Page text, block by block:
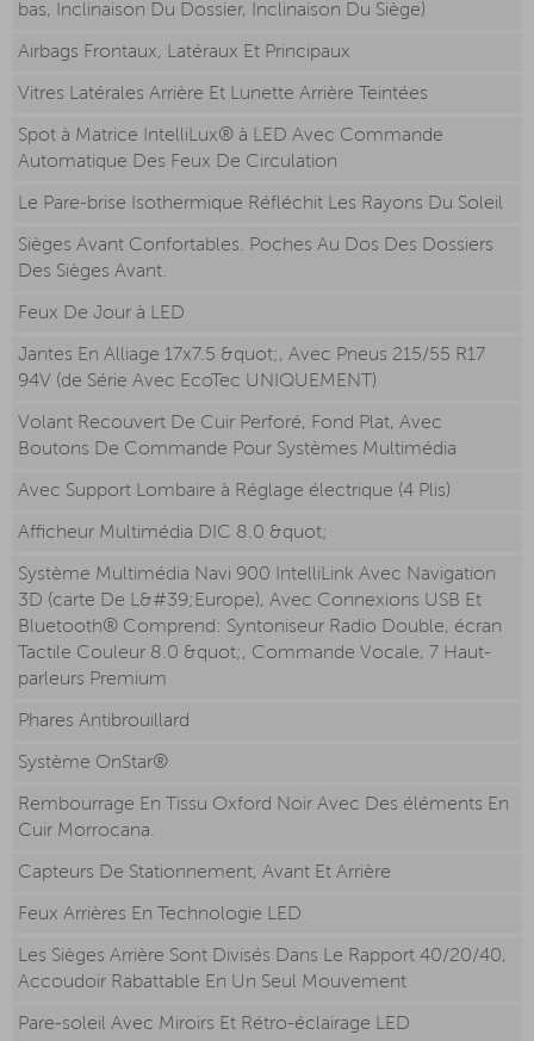
bas, Inclinaison Du Dossier, Inclinaison Du Siège)
Airbags Frontaux, Latéraux Et Principaux
Vitres Latérales Arrière Et Lunette Arrière Teintées
Spot à Matrice IntelliLux® à LED Avec Commande
Automatique Des Feux De Circulation
Le Pare-brise Isothermique Réfléchit Les Rayons Du Soleil
Sièges Avant Confortables. Poches Au Dos Des Dossiers
Des Sièges Avant.
Feux De Jour à LED
Jantes En Alliage 17x7.5 &quot;, Avec Pneus 215/55 R17
94V (de Série Avec EcoTec UNIQUEMENT)
Volant Recouvert De Cuir Perforé, Fond Plat, Avec
Boutons De Commande Pour Systèmes Multimédia
Avec Support Lombaire à Réglage électrique (4 Plis)
Afficheur Multimédia DIC 8.0 &quot;
Système Multimédia Navi 900 IntelliLink Avec Navigation
3D (carte De L&#39;Europe), Avec Connexions USB Et
Bluetooth® Comprend: Syntoniseur Radio Double, écran
Tactile Couleur 8.0 &quot;, Commande Vocale, 7 Haut-
parleurs Premium
Phares Antibrouillard
Système OnStar®
Rembourrage En Tissu Oxford Noir Avec Des éléments En
Cuir Morrocana.
Capteurs De Stationnement, Avant Et Arrière
Feux Arrières En Technologie LED
Les Sièges Arrière Sont Divisés Dans Le Rapport 40/20/40,
Accoudoir Rabattable En Un Seul Mouvement
Pare-soleil Avec Miroirs Et Rétro-éclairage LED